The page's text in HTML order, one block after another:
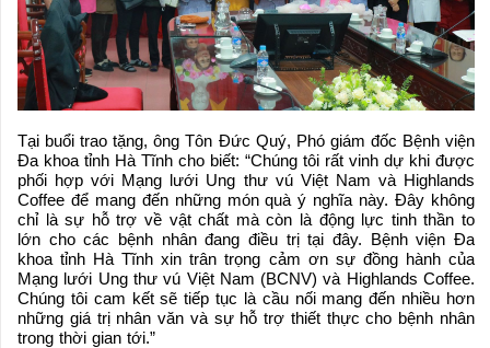
Tại buổi trao tặng, ông Tôn Đức Quý, Phó giám đốc Bệnh viện
Đa khoa tỉnh Hà Tĩnh cho biết: “Chúng tôi rất vinh dự khi được
phối hợp với Mạng lưới Ung thư vú Việt Nam và Highlands
Coffee để mang đến những món quà ý nghĩa này. Đây không
chỉ là sự hỗ trợ về vật chất mà còn là động lực tinh thần to
lớn cho các bệnh nhân đang điều trị tại đây. Bệnh viện Đa
khoa tỉnh Hà Tĩnh xin trân trọng cảm ơn sự đồng hành của
Mạng lưới Ung thư vú Việt Nam (BCNV) và Highlands Coffee.
Chúng tôi cam kết sẽ tiếp tục là cầu nối mang đến nhiều hơn
những giá trị nhân văn và sự hỗ trợ thiết thực cho bệnh nhân
trong thời gian tới.”